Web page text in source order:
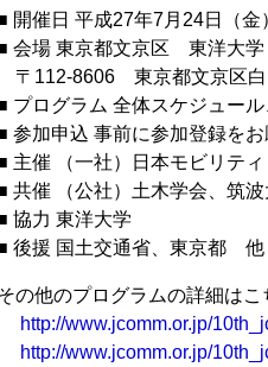
催日 平成27年7月24日（金
場 東京都文京区 東洋大学
8606 東京都文京区白
ログラム 全体スケジュール
加申込 事前に参加登録をお
催 （一社）日本モビリティ
催 （公社）土木学会、筑波
力 東洋大学
援 国土交通省、東京都 他
他のプログラムの詳細はこ
http://www.jcomm.or.jp/
http://www.jcomm.or.jp/